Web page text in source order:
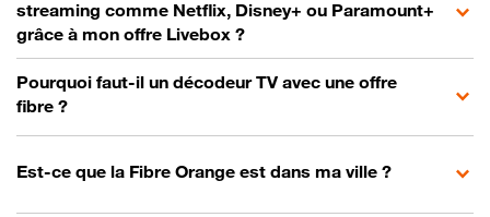
streaming comme Netflix, Disney+ ou Paramount+
grâce à mon offre Livebox ?
Pourquoi faut-il un décodeur TV avec une offre
fibre ?
Est-ce que la Fibre Orange est dans ma ville ?